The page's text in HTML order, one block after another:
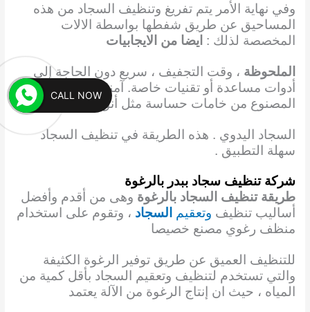
وفي نهاية الأمر يتم تفريغ وتنظيف السجاد من هذه
المساحيق عن طريق شفطها بواسطة الالات
المخصصة لذلك : ايضا من الايجابيات
الملحوظة ، وقت التجفيف ، سريع دون الحاجة إلى
أدوات مساعدة أو تقنيات خاصة. آمنة على السجاد
المصنوع من خامات حساسة مثل أنواع
السجاد اليدوي . هذه الطريقة في تنظيف السجاد
سهلة التطبيق .
شركة تنظيف سجاد ببدر بالرغوة
طريقة تنظيف السجاد بالرغوة وهى من أقدم وأفضل
أساليب تنظيف وتعقيم السجاد ، وتقوم على استخدام
منظف رغوي مصنع خصيصا
للتنظيف العميق عن طريق توفير الرغوة الكثيفة
والتي تستخدم لتنظيف وتعقيم السجاد بأقل كمية من
المياه ، حيث ان إنتاج الرغوة من الآلة يعتمد
CALL NOW